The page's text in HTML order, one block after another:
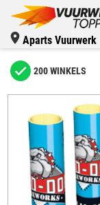
Aparts Vuurwerk
200 WINKELS